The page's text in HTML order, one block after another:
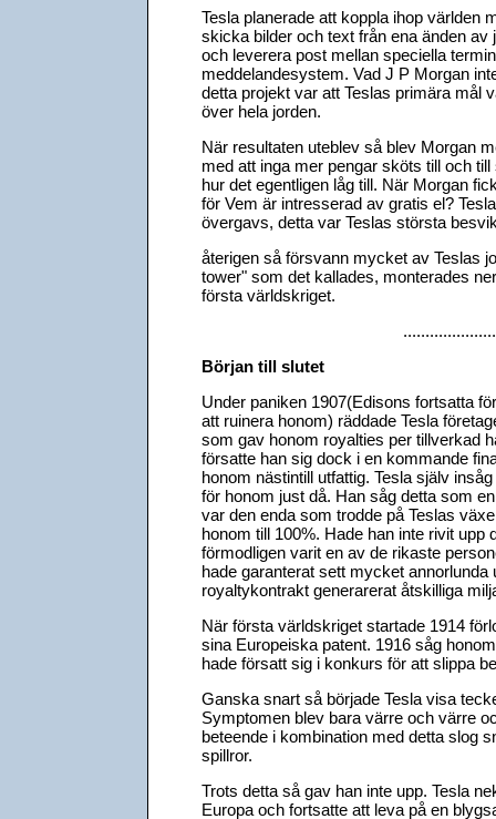
Tesla planerade att koppla ihop världen
skicka bilder och text från ena änden av
och leverera post mellan speciella
meddelandesystem. Vad J P Morgan
detta projekt var att Teslas primära mål
över hela jorden.
När resultaten uteblev så blev Morgan
med att inga mer pengar sköts till och
hur det egentligen låg till. När Morgan
för Vem är intresserad av gratis el?
övergavs, detta var Teslas största
återigen så försvann mycket av Teslas
tower" som det kallades, monterades
första världskriget.
Början till slutet
Under paniken 1907(Edisons fortsatta
att ruinera honom) räddade Tesla
som gav honom royalties per tillverkad
försatte han sig dock i en kommande
honom nästintill utfattig. Tesla själv
för honom just då. Han såg detta som
var den enda som trodde på Teslas
honom till 100%. Hade han inte rivit upp
förmodligen varit en av de rikaste
hade garanterat sett mycket annorlunda
royaltykontrakt generarerat åtskilliga
När första världskriget startade 1914
sina Europeiska patent. 1916 såg
hade försatt sig i konkurs för att slippa
Ganska snart så började Tesla visa
Symptomen blev bara värre och värre
beteende i kombination med detta slog
spillror.
Trots detta så gav han inte upp. Tesla
Europa och fortsatte att leva på en